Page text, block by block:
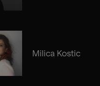
Milica Kostic